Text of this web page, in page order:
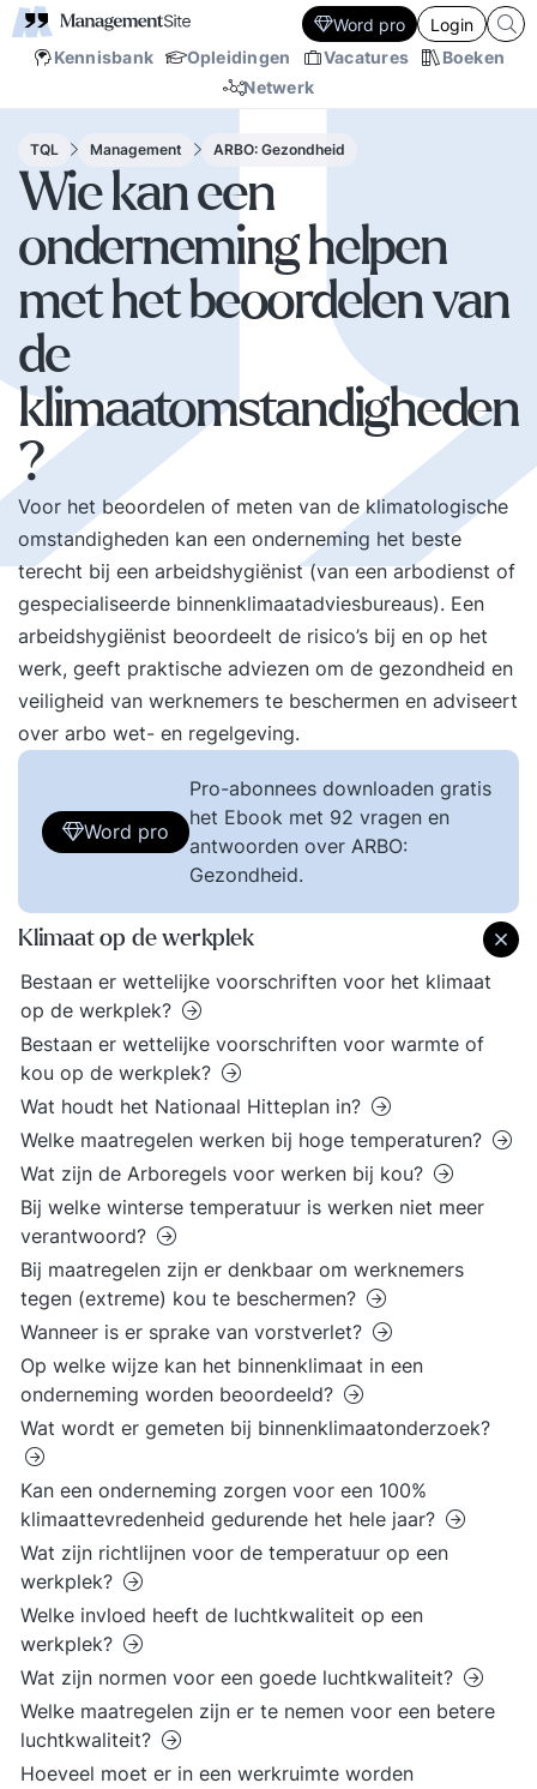
Kennisbank Opleidingen Vacatures
Boeken
Netwerk
Word pro Login
TQL Management ARBO: Gezondheid
Wie kan een
onderneming helpen
met het beoordelen van
de
klimaatomstandigheden
?
Voor het beoordelen of meten van de klimatologische
omstandigheden kan een onderneming het beste
terecht bij een arbeidshygiënist (van een arbodienst of
gespecialiseerde binnenklimaatadviesbureaus). Een
arbeidshygiënist beoordeelt de risico’s bij en op het
werk, geeft praktische adviezen om de gezondheid en
veiligheid van werknemers te beschermen en adviseert
over arbo wet- en regelgeving.
Word pro
Pro-abonnees downloaden gratis
het Ebook met 92 vragen en
antwoorden over ARBO:
Gezondheid.
Klimaat op de werkplek
Bestaan er wettelijke voorschriften voor het klimaat
op de werkplek?
Bestaan er wettelijke voorschriften voor warmte of
kou op de werkplek?
Wat houdt het Nationaal Hitteplan in?
Welke maatregelen werken bij hoge temperaturen?
Wat zijn de Arboregels voor werken bij kou?
Bij welke winterse temperatuur is werken niet meer
verantwoord?
Bij maatregelen zijn er denkbaar om werknemers
tegen (extreme) kou te beschermen?
Wanneer is er sprake van vorstverlet?
Op welke wijze kan het binnenklimaat in een
onderneming worden beoordeeld?
Wat wordt er gemeten bij binnenklimaatonderzoek?
Kan een onderneming zorgen voor een 100%
klimaattevredenheid gedurende het hele jaar?
Wat zijn richtlijnen voor de temperatuur op een
werkplek?
Welke invloed heeft de luchtkwaliteit op een
werkplek?
Wat zijn normen voor een goede luchtkwaliteit?
Welke maatregelen zijn er te nemen voor een betere
luchtkwaliteit?
Hoeveel moet er in een werkruimte worden